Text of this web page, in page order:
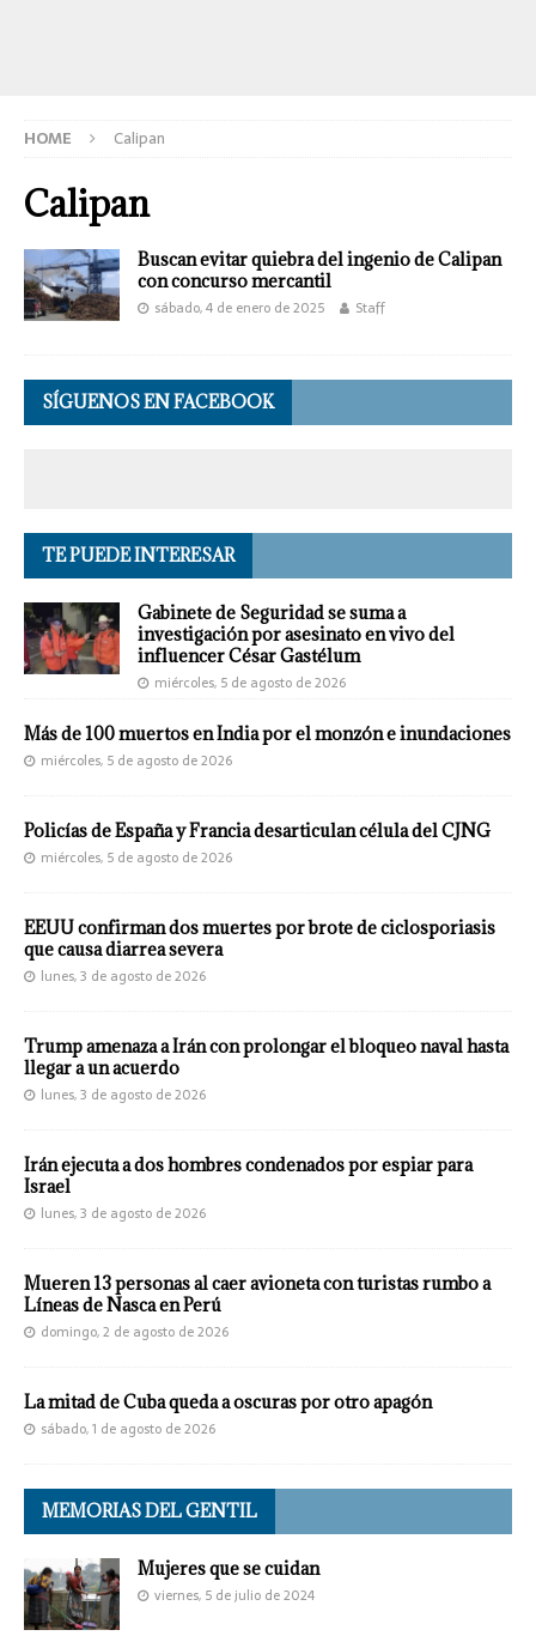
HOME Calipan
Calipan
Buscan evitar quiebra del ingenio de Calipan
con concurso mercantil
sábado, 4 de enero de 2025 Staff
SÍGUENOS EN FACEBOOK
TE PUEDE INTERESAR
Gabinete de Seguridad se suma a
investigación por asesinato en vivo del
influencer César Gastélum
miércoles, 5 de agosto de 2026
Más de 100 muertos en India por el monzón e inundaciones
miércoles, 5 de agosto de 2026
Policías de España y Francia desarticulan célula del CJNG
miércoles, 5 de agosto de 2026
EEUU confirman dos muertes por brote de ciclosporiasis
que causa diarrea severa
lunes, 3 de agosto de 2026
Trump amenaza a Irán con prolongar el bloqueo naval hasta
llegar a un acuerdo
lunes, 3 de agosto de 2026
Irán ejecuta a dos hombres condenados por espiar para
Israel
lunes, 3 de agosto de 2026
Mueren 13 personas al caer avioneta con turistas rumbo a
Líneas de Nasca en Perú
domingo, 2 de agosto de 2026
La mitad de Cuba queda a oscuras por otro apagón
sábado, 1 de agosto de 2026
MEMORIAS DEL GENTIL
Mujeres que se cuidan
viernes, 5 de julio de 2024